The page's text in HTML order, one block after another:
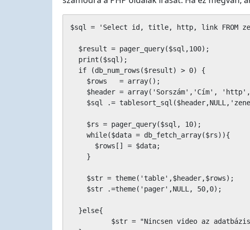
$sql = 'Select id, title, http, link FROM
  $result = pager_query($sql,100);
  print($sql);
  if (db_num_rows($result) > 0) {
    $rows   = array();
$header = array('Sorszám','Cím',
$sql .=
    $rs = pager_query($sql, 10);
    while($data = db_fetch_array($rs)){
      $rows[] = $data;
    }
    $str = theme('table',$header,$rows);
    $str .=theme('pager',NULL, 50,0);
  }else{